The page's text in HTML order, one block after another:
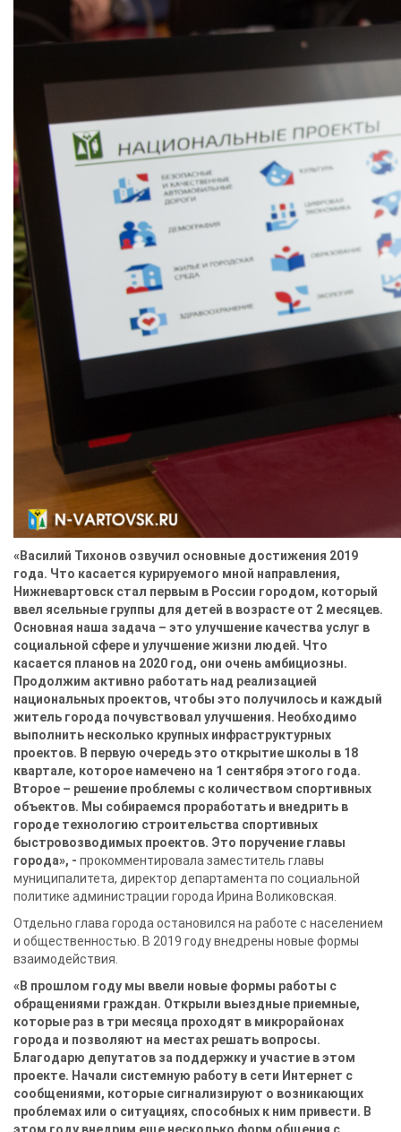
«Василий Тихонов озвучил основные достижения 2019
года. Что касается курируемого мной направления,
Нижневартовск стал первым в России городом, который
ввел ясельные группы для детей в возрасте от 2 месяцев.
Основная наша задача – это улучшение качества услуг в
социальной сфере и улучшение жизни людей. Что
касается планов на 2020 год, они очень амбициозны.
Продолжим активно работать над реализацией
национальных проектов, чтобы это получилось и каждый
житель города почувствовал улучшения. Необходимо
выполнить несколько крупных инфраструктурных
проектов. В первую очередь это открытие школы в 18
квартале, которое намечено на 1 сентября этого года.
Второе – решение проблемы с количеством спортивных
объектов. Мы собираемся проработать и внедрить в
городе технологию строительства спортивных
быстровозводимых проектов. Это поручение главы
города», - прокомментировала заместитель главы
муниципалитета, директор департамента по социальной
политике администрации города Ирина Воликовская.
Отдельно глава города остановился на работе с населением
и общественностью. В 2019 году внедрены новые формы
взаимодействия.
«В прошлом году мы ввели новые формы работы с
обращениями граждан. Открыли выездные приемные,
которые раз в три месяца проходят в микрорайонах
города и позволяют на местах решать вопросы.
Благодарю депутатов за поддержку и участие в этом
проекте. Начали системную работу в сети Интернет с
сообщениями, которые сигнализируют о возникающих
проблемах или о ситуациях, способных к ним привести. В